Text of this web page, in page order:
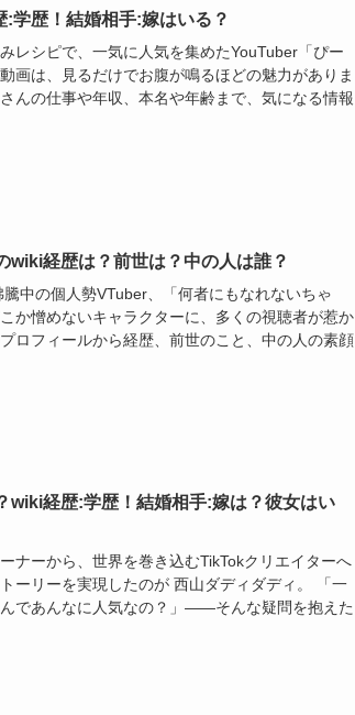
学歴！結婚相手:嫁はいる？
レシピで、一気に人気を集めたYouTuber「ぴー
画は、見るだけでお腹が鳴るほどの魅力がありま
んの仕事や年収、本名や年齢まで、気になる情報
wiki経歴は？前世は？中の人は誰？
中の個人勢VTuber、「何者にもなれないちゃ
か憎めないキャラクターに、多くの視聴者が惹か
ロフィールから経歴、前世のこと、中の人の素顔
wiki経歴:学歴！結婚相手:嫁は？彼女はい
ナーから、世界を巻き込むTikTokクリエイターへ
リーを実現したのが 西山ダディダディ。 「一
であんなに人気なの？」――そんな疑問を抱えた